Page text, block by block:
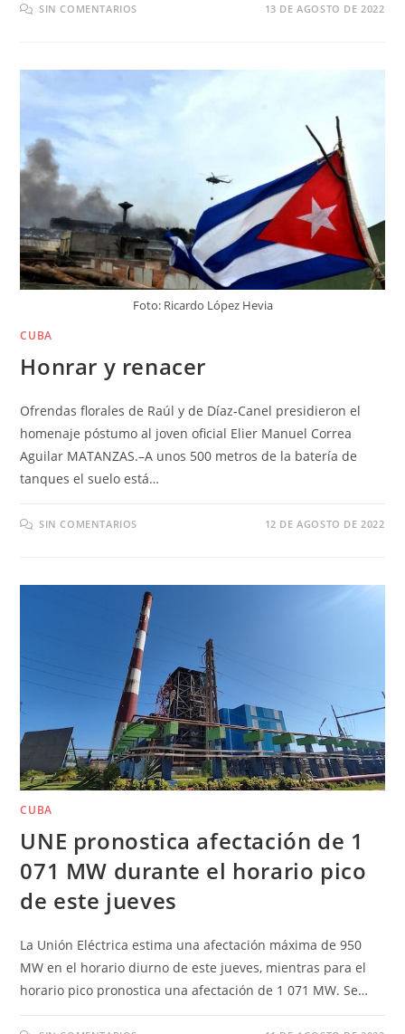
SIN COMENTARIOS 13 DE AGOSTO DE 2022
Foto: Ricardo López Hevia
CUBA
Honrar y renacer
Ofrendas florales de Raúl y de Díaz-Canel presidieron el
homenaje póstumo al joven oficial Elier Manuel Correa
Aguilar MATANZAS.–A unos 500 metros de la batería de
tanques el suelo está…
SIN COMENTARIOS 12 DE AGOSTO DE 2022
CUBA
UNE pronostica afectación de 1
071 MW durante el horario pico
de este jueves
La Unión Eléctrica estima una afectación máxima de 950
MW en el horario diurno de este jueves, mientras para el
horario pico pronostica una afectación de 1 071 MW. Se…